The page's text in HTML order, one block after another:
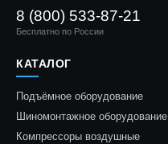
8 (800) 533-87-21
Бесплатно по России
КАТАЛОГ
Подъёмное оборудование
Шиномонтажное оборудование
Компрессоры воздушные